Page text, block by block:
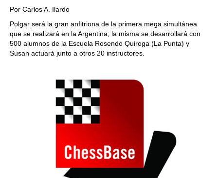
Por Carlos A. Ilardo
Polgar será la gran anfitriona de la primera mega simultánea
que se realizará en la Argentina; la misma se desarrollará con
500 alumnos de la Escuela Rosendo Quiroga (La Punta) y
Susan actuará junto a otros 20 instructores.